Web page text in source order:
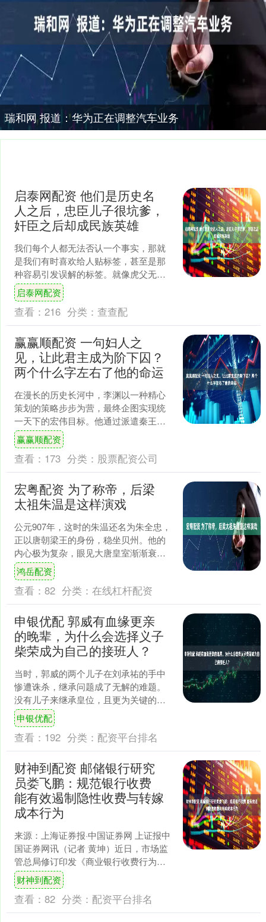
瑞和网 报道：华为正在调整汽车业务
启泰网配资 他们是历史名
人之后，忠臣儿子很坑爹，
奸臣之后却成民族英雄
我们每个人都无法否认一个事实，那就
是我们有时喜欢给人贴标签，甚至是那
种容易引发误解的标签。就像虎父无犬
子这句话一样，父与子似乎被一条无形
的线紧紧相连，然而当我们....
启泰网配资
查看： 216 分类： 查查配
赢赢顺配资 一句妇人之
见，让此君主成为阶下囚？
两个什么字左右了他的命运
在漫长的历史长河中，李渊以一种精心
策划的策略步步为营，最终企图实现统
一天下的宏伟目标。他通过派遣秦王李
世民东征王世充，并且在背后与窦建德
进行外交活动，巧妙地运用....
赢赢顺配资
查看： 173 分类： 股票配资公司
宏粤配资 为了称帝，后梁
太祖朱温是这样演戏
公元907年，这时的朱温还名为朱全忠，
正以唐朝梁王的身份，稳坐贝州。他的
内心极为复杂，眼见大唐皇室渐渐衰
微，曾经的辉煌已经不复存在，一种难
以言表的情感在他心头交....
鸿岳配资
查看： 82 分类： 在线杠杆配资
申银优配 郭威有血缘更亲
的晚辈，为什么会选择义子
柴荣成为自己的接班人？
当时，郭威的两个儿子在刘承祐的手中
惨遭诛杀，继承问题成了无解的难题。
没有儿子来继承皇位，且更为关键的
是，在那个时刻，柴荣无疑是最具实
力、最合适接替重任的人选。郭....
申银优配
查看： 192 分类： 配资平台排名
财神到配资 邮储银行研究
员娄飞鹏：规范银行收费
能有效遏制隐性收费与转嫁
成本行为
来源：上海证券报·中国证券网 上证报中
国证券网讯（记者 黄坤）近日，市场监
管总局修订印发《商业银行收费行为执
法指南》（下称：指南），结合近年来
监管执法实践，对商....
财神到配资
查看： 82 分类： 配资平台排名